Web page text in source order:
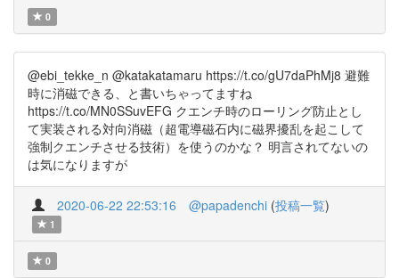
0
@ebi_tekke_n @katakatamaru https://t.co/gU7daPhMj8 避難
時に消磁できる、と書いちゃってますね
https://t.co/MN0SSuvEFG クエンチ時のローリング防止とし
て実装される対向消磁（超電導磁石内に磁界擾乱を起こして
強制クエンチさせる技術）を使うのかな？ 明言されてないの
は気になりますが
2020-06-22 22:53:16 @papadenchi (投稿一覧)
1
0